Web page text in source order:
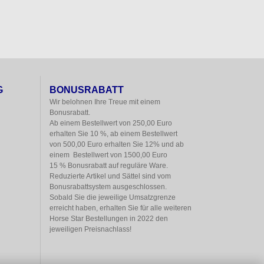
BONUSRABATT
Wir belohnen Ihre Treue mit einem
Bonusrabatt.
Ab einem Bestellwert von 250,00 Euro
erhalten Sie 10 %, ab einem Bestellwert
von 500,00 Euro erhalten Sie 12% und ab
einem  Bestellwert von 1500,00 Euro
15 % Bonusrabatt auf reguläre Ware.
Reduzierte Artikel und Sättel sind vom
Bonusrabattsystem ausgeschlossen.
Sobald Sie die jeweilige Umsatzgrenze
erreicht haben, erhalten Sie für alle weiteren
Horse Star Bestellungen in 2022 den
jeweiligen Preisnachlass!